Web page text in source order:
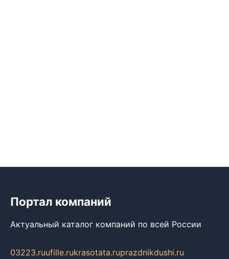
Портал компаний
Актуальный каталог компаний по всей России
03223.ruufille.rukrasotata.ruprazdnikdushi.ru